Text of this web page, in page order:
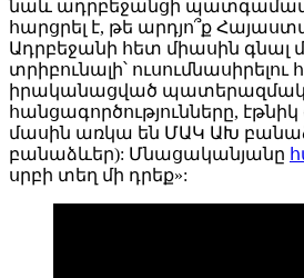
նաև ադրբեջանցի
հարցրել է, թե արդյո՞ք
Ադրբեջանի հետ միասին գնալ
տրիբունալի՝ ուսումնասիրելու
իրականացված
հանցագործությունները,
մասին առկա են ՄԱԿ ԱԽ
բանաձևեր): Մնացականյանը
սրբի տեղ մի դրեք»: